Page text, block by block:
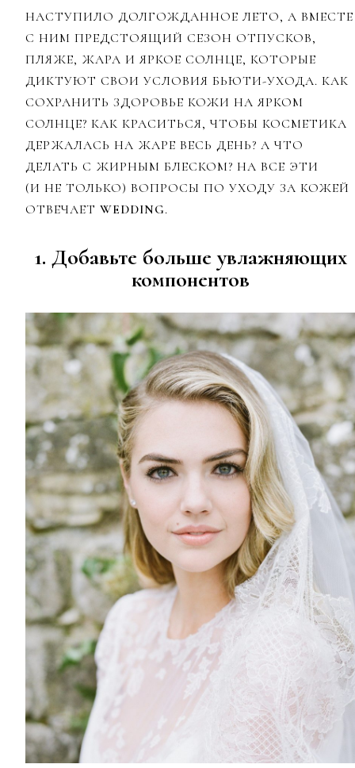
НАСТУПИЛО ДОЛГОЖДАННОЕ ЛЕТО, А ВМЕСТЕ
С НИМ ПРЕДСТОЯЩИЙ СЕЗОН ОТПУСКОВ,
ПЛЯЖЕ, ЖАРА И ЯРКОЕ СОЛНЦЕ, КОТОРЫЕ
ДИКТУЮТ СВОИ УСЛОВИЯ БЬЮТИ-УХОДА. КАК
СОХРАНИТЬ ЗДОРОВЬЕ КОЖИ НА ЯРКОМ
СОЛНЦЕ? КАК КРАСИТЬСЯ, ЧТОБЫ КОСМЕТИКА
ДЕРЖАЛАСЬ НА ЖАРЕ ВЕСЬ ДЕНЬ? А ЧТО
ДЕЛАТЬ С ЖИРНЫМ БЛЕСКОМ? НА ВСЕ ЭТИ
(И НЕ ТОЛЬКО) ВОПРОСЫ ПО УХОДУ ЗА КОЖЕЙ
ОТВЕЧАЕТ WEDDING.
1. Добавьте больше увлажняющих
компонентов